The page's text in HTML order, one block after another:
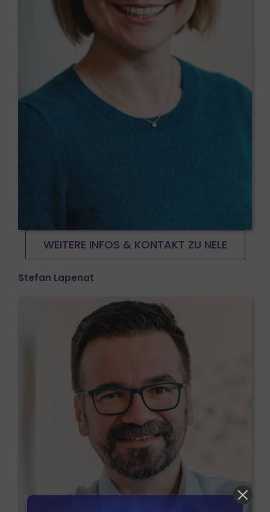
WEITERE INFOS & KONTAKT ZU NELE
Stefan Lapenat
Der EU AI Act - jetzt wird´s ernst!
Es ist so weit.